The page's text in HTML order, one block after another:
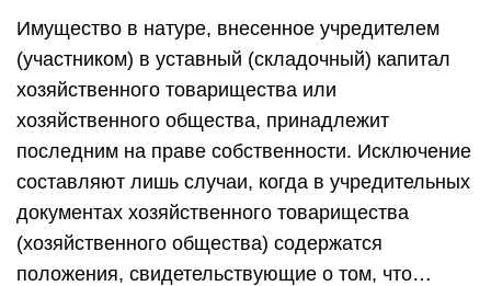
Имущество в натуре, внесенное учредителем
(участником) в уставный (складочный) капитал
хозяйственного товарищества или
хозяйственного общества, принадлежит
последним на праве собственности. Исключение
составляют лишь случаи, когда в учредительных
документах хозяйственного товарищества
(хозяйственного общества) содержатся
положения, свидетельствующие о том, что…